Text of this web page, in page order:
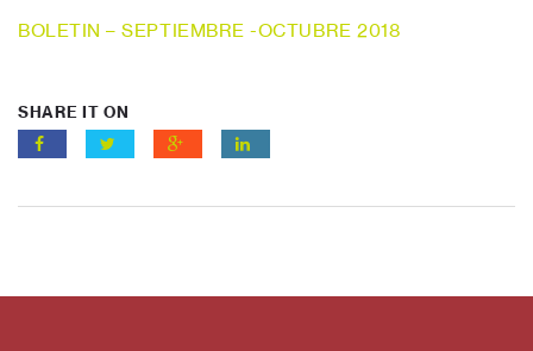
BOLETIN – SEPTIEMBRE -OCTUBRE 2018
SHARE IT ON